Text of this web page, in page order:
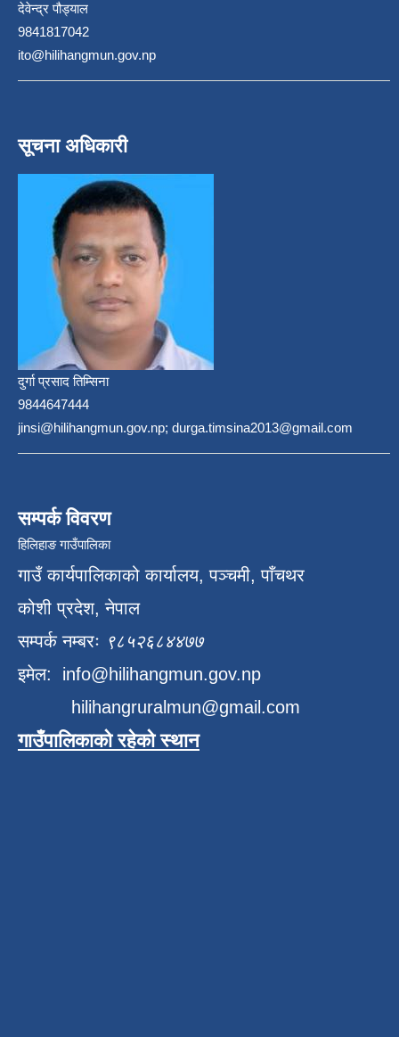
देवेन्द्र पौड्याल
9841817042
ito@hilihangmun.gov.np
सूचना अधिकारी
दुर्गा प्रसाद तिम्सिना
9844647444
jinsi@hilihangmun.gov.np; durga.timsina2013@gmail.com
सम्पर्क विवरण
हिलिहाङ गाउँपालिका
गाउँ कार्यपालिकाको कार्यालय, पञ्चमी, पाँचथर
कोशी प्रदेश, नेपाल
सम्पर्क नम्बरः ९८५२६८४४७७
इमेल: info@hilihangmun.gov.np
hilihangruralmun@gmail.com
गाउँपालिकाको रहेको स्थान